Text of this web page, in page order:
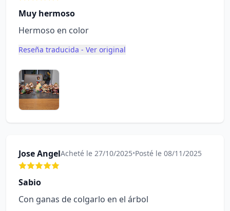
Muy hermoso
Hermoso en color
Reseña traducida - Ver original
Jose AngelAcheté le 27/10/2025•Posté le 08/11/2025
Sabio
Con ganas de colgarlo en el árbol